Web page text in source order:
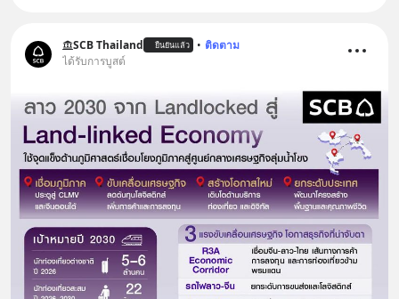
SCB Thailand ยืนยันแล้ว • ติดตาม
ได้รับการบูสต์